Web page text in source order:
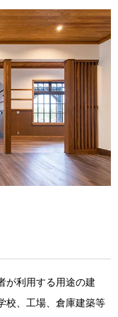
が利用する用途の建
校、工場、倉庫建築等